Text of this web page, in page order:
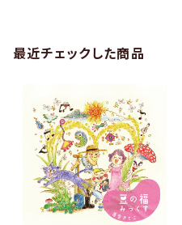
最近チェックした商品